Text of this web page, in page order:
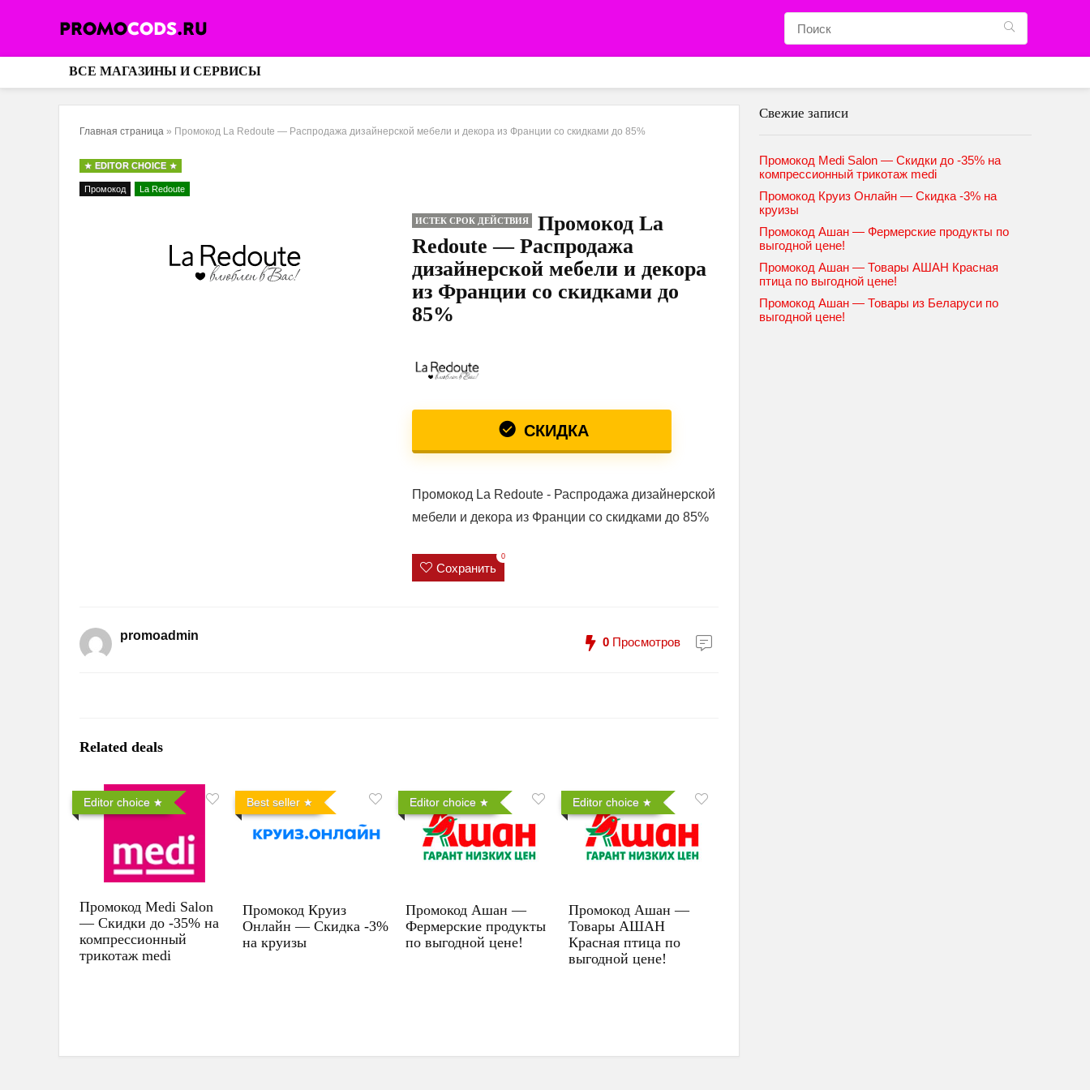
ВСЕ МАГАЗИНЫ И СЕРВИСЫ
Главная страница » Промокод La Redoute — Распродажа дизайнерской мебели и декора из Франции со скидками до 85%
EDITOR CHOICE
Промокод La Redoute
ИСТЕК СРОК ДЕЙСТВИЯ
Промокод La
Redoute — Распродажа
дизайнерской мебели и декора
из Франции со скидками до
85%
СКИДКА
Промокод La Redoute - Распродажа дизайнерской
мебели и декора из Франции со скидками до 85%
Сохранить
0
promoadmin 0 Просмотров
Related deals
Editor choice
Промокод Medi Salon
— Скидки до -35% на
компрессионный
трикотаж medi
Best seller
Промокод Круиз
Онлайн — Скидка -3%
на круизы
Editor choice
Промокод Ашан —
Фермерские продукты
по выгодной цене!
Editor choice
Промокод Ашан —
Товары АШАН
Красная птица по
выгодной цене!
Свежие записи
Промокод Medi Salon — Скидки до -35% на
компрессионный трикотаж medi
Промокод Круиз Онлайн — Скидка -3% на
круизы
Промокод Ашан — Фермерские продукты по
выгодной цене!
Промокод Ашан — Товары АШАН Красная
птица по выгодной цене!
Промокод Ашан — Товары из Беларуси по
выгодной цене!